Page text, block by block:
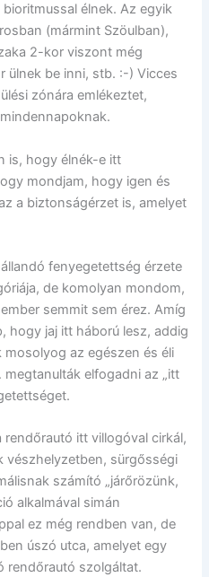
élnek. Az egyik
(mármint Szöulban),
2-kor viszont még
ülnek be inni, stb. :-) Vicces
zónára emlékeztet,
is, hogy élnék-e itt
mondjam, hogy igen és
a biztonságérzet is, amelyet
fenyegetettség érzete
de komolyan mondom,
semmit sem érez. Amíg
hogy jaj itt háború lesz, addig
az egészen és éli
elfogadni az „itt
itt villogóval cirkál,
vészhelyzetben, sürgősségi
számító „járőrözünk,
alkalmával simán
ez még rendben van, de
úszó utca, amelyet egy
rendőrautó szolgáltat.